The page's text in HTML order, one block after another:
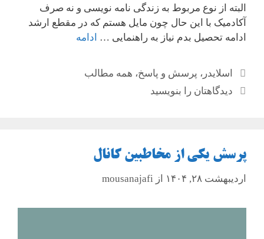
البته از نوع مربوط به زندگی نامه نویسی و نه صرف
آکادمیک با این حال چون مایل هستم که در مقطع ارشد
ادامه تحصیل بدم نیاز به راهنمایی …
ادامه
دسته‌ها
اسلایدر ، پرسش و پاسخ، همه مطالب
دیدگاهتان را بنویسید
پرسش یکی از مخاطبین کانال
اردیبهشت ۲۸, ۱۴۰۴ از mousanajafi